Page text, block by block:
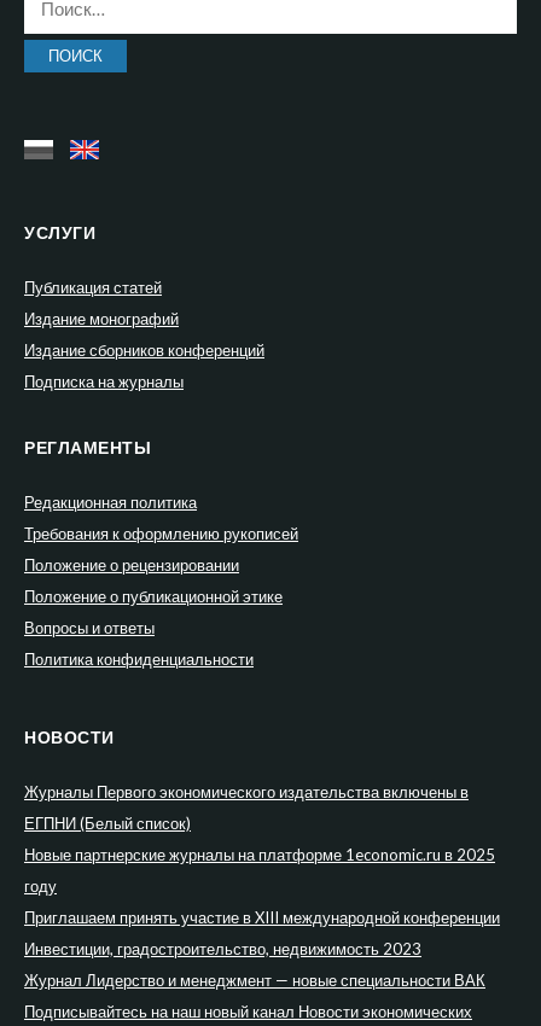
УСЛУГИ
Публикация статей
Издание монографий
Издание сборников конференций
Подписка на журналы
РЕГЛАМЕНТЫ
Редакционная политика
Требования к оформлению рукописей
Положение о рецензировании
Положение о публикационной этике
Вопросы и ответы
Политика конфиденциальности
НОВОСТИ
Журналы Первого экономического издательства включены в
ЕГПНИ (Белый список)
Новые партнерские журналы на платформе 1economic.ru в 2025
году
Приглашаем принять участие в XIII международной конференции
Инвестиции, градостроительство, недвижимость 2023
Журнал Лидерство и менеджмент — новые специальности ВАК
Подписывайтесь на наш новый канал Новости экономических